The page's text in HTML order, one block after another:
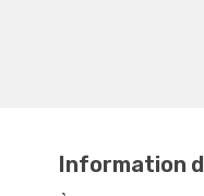
Information